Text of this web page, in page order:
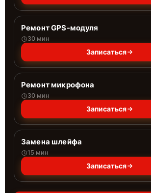
Ремонт GPS-модуля
30 мин
Записаться
Ремонт микрофона
30 мин
Записаться
Замена шлейфа
15 мин
Записаться